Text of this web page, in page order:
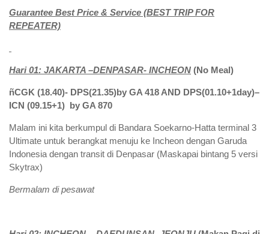
Guarantee Best Price & Service (BEST TRIP FOR
REPEATER)
Hari 01: JAKARTA –DENPASAR- INCHEON (No Meal)
ñCGK (18.40)- DPS(21.35)by GA 418 AND DPS(01.10+1day)–
ICN (09.15+1) by GA 870
Malam ini kita berkumpul di Bandara Soekarno-Hatta terminal 3
Ultimate untuk berangkat menuju ke Incheon dengan Garuda
Indonesia dengan transit di Denpasar (Maskapai bintang 5 versi
Skytrax)
Bermalam dipesawat